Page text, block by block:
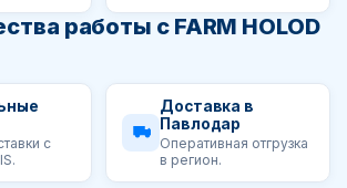
работы с FARM HOLOD
с
Доставка в
Павлодар
Оперативная отгрузка
в регион.